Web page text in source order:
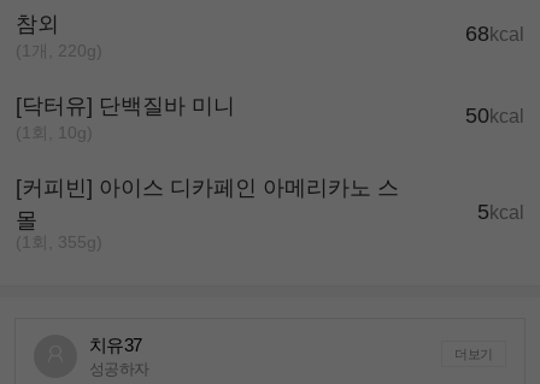
참외
(1개, 220g)
68 kcal
[닥터유] 단백질바 미니
(1회, 10g)
50kcal
[커피빈] 아이스 디카페인 아메리카노 스
몰
(1회, 355g)
5 kcal
치유37
성공하자
더보기